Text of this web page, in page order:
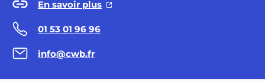
En savoir plus
01 53 01 96 96
info@cwb.fr